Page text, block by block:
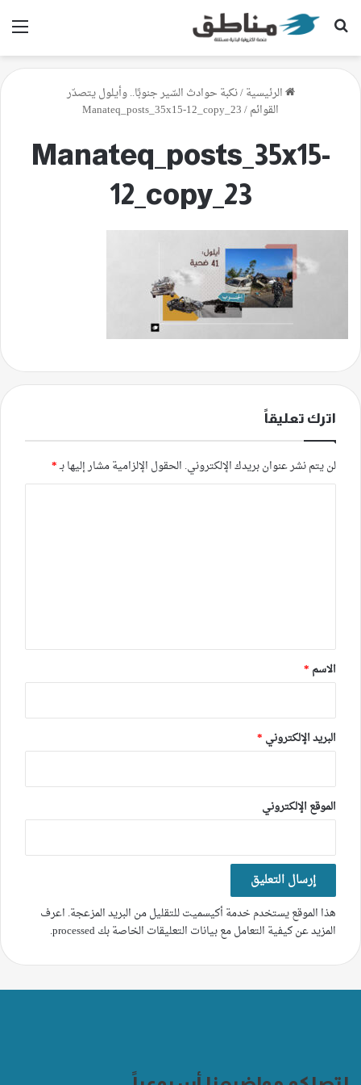
بحث عن
الرئيسية/نكبة حوادث السّير جنوبًا.. وأيلول يتصدّر
القوائم/
Manateq_posts_35x15-12_copy_23
Manateq_posts_35x15-
12_copy_23
اترك تعليقاً
لن يتم نشر عنوان بريدك الإلكتروني. الحقول الإلزامية مشار إليها بـ*
*
الاسم *
البريد الإلكتروني *
الموقع الإلكتروني
هذا الموقع يستخدم خدمة أكيسميت للتقليل من البريد المزعجة. اعرف
المزيد عن كيفية التعامل مع بيانات التعليقات الخاصة بك processed
.